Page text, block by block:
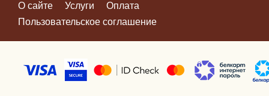
О сайте Услуги
Оплата
Пользовательское соглашение